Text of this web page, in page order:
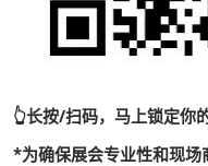
👆长按/扫码，马上锁定你
*为确保展会专业性和现场